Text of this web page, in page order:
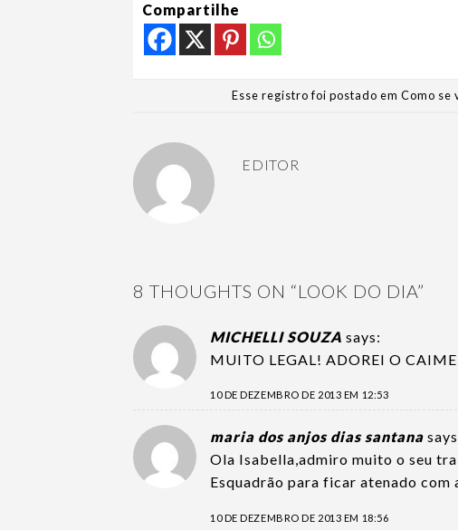
Compartilhe
Esse registro foi postado emComo se
EDITOR
8 THOUGHTS ON “LOOK DO DIA”
MICHELLI SOUZA says:
MUITO LEGAL! ADOREI O
10 DE DEZEMBRO DE 2013 EM 12:53
maria dos anjos dias santana
Ola Isabella,admiro muito o seu
Esquadrão para ficar atenado
10 DE DEZEMBRO DE 2013 EM 18:56